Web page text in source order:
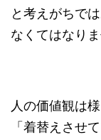
と考えがちで
なくてはなりま
人の価値観は
「着替えさせ